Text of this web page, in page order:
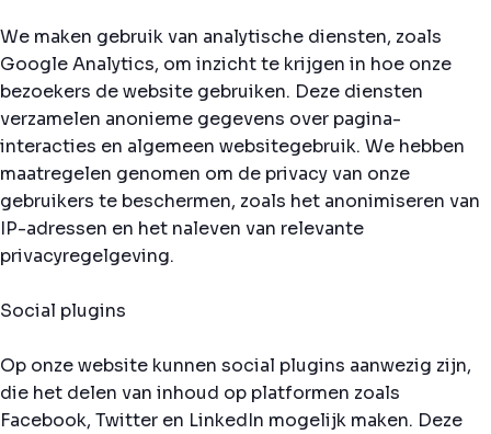
We maken gebruik van analytische diensten, zoals
Google Analytics, om inzicht te krijgen in hoe onze
bezoekers de website gebruiken. Deze diensten
verzamelen anonieme gegevens over pagina-
interacties en algemeen websitegebruik. We hebben
maatregelen genomen om de privacy van onze
gebruikers te beschermen, zoals het anonimiseren van
IP-adressen en het naleven van relevante
privacyregelgeving.
Social plugins
Op onze website kunnen social plugins aanwezig zijn,
die het delen van inhoud op platformen zoals
Facebook, Twitter en LinkedIn mogelijk maken. Deze